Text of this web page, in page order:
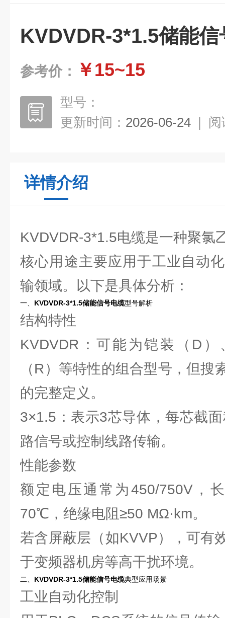
KVDVDR-3*1.5储能信
参考价： ￥15~15
型号：
更新时间： 2026-06-24 | 阅
详情介绍
KVDVDR-3*1.5电缆是一种聚氯
核心用途主要应用于工业自动
输领域。以下是具体分析：
一、 KVDVDR-3*1.5储能信号电缆型号解析
‌结构特性‌
‌KVDVDR‌：可能为铠装（D
（R）等特性的组合型号，但搜
的完整定义‌。
‌3×1.5‌：表示3芯导体，每芯截
路信号或控制线路传输‌。
‌性能参数‌
额定电压通常为450/750V，
70℃，绝缘电阻≥50 MΩ·km‌。
若含屏蔽层（如KVVP），可有
于变频器机房等高干扰环境‌。
二、 KVDVDR-3*1.5储能信号电缆典型应用场景
‌工业自动化控制‌